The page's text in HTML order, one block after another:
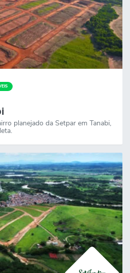
planejado da Setpar em Tanabi,